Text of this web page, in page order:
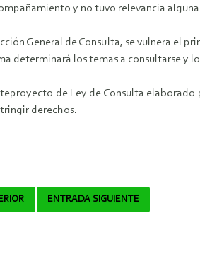
y no tuvo relevancia
General de Consulta, se vulnera el
determinará los temas a consultarse y
de Ley de Consulta elaborado
derechos.
ENTRADA SIGUIENTE